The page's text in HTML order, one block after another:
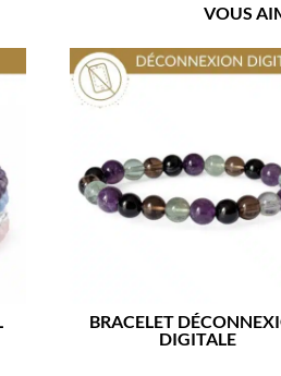
VOUS
BRACELET
DIGITALE